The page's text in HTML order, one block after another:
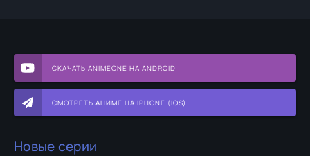
СКАЧАТЬ ANIMEONE НА ANDROID
СМОТРЕТЬ АНИМЕ НА IPHONE (IOS)
Новые серии